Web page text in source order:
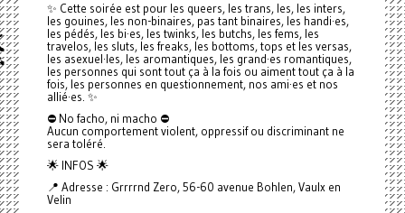
✨ Cette soirée est pour les queers, les trans, les, les inters,
les gouines, les non-binaires, pas tant binaires, les handi·es,
les pédés, les bi·es, les twinks, les butchs, les fems, les
travelos, les sluts, les freaks, les bottoms, tops et les versas,
les asexuel·les, les aromantiques, les grand·es romantiques,
les personnes qui sont tout ça à la fois ou aiment tout ça à la
fois, les personnes en questionnement, nos ami·es et nos
allié·es. ✨
⛔️ No facho, ni macho ⛔️
Aucun comportement violent, oppressif ou discriminant ne
sera toléré.
🌟 INFOS 🌟
📍 Adresse : Grrrrnd Zero, 56-60 avenue Bohlen, Vaulx en
Velin